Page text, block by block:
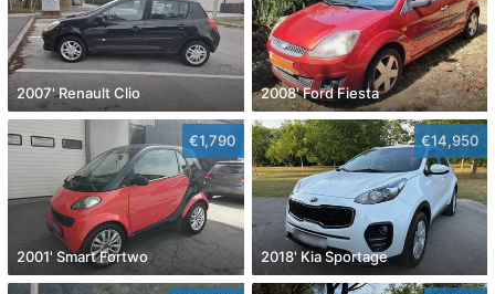
2007' Renault Clio 2008' Ford Fiesta
€1,790
2001' Smart Fortwo
€14,950
2018' Kia Sportage